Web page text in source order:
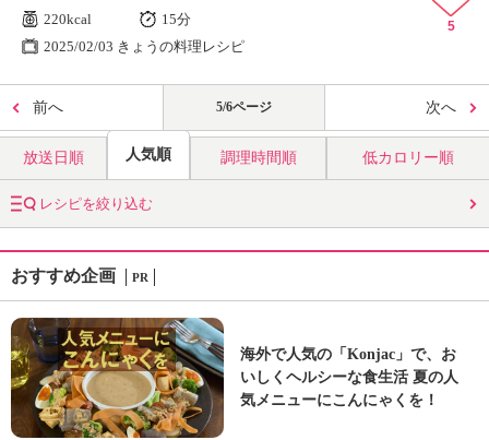
220kcal
15分
2025/02/03 きょうの料理レシピ
5
前へ 5/6ページ 次へ
放送日順 人気順 調理時間順 低カロリー順
レシピを絞り込む
おすすめ企画 PR
海外で人気の「Konjac」で、お
いしくヘルシーな食生活 夏の人
気メニューにこんにゃくを！